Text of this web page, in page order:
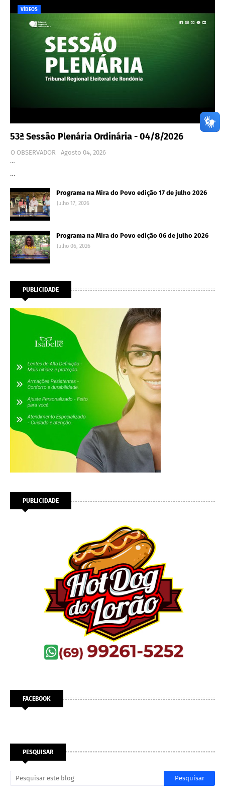
VÍDEOS
53ª Sessão Plenária Ordinária - 04/8/2026
O OBSERVADOR
Agosto 04, 2026
…
…
Programa na Mira do Povo edição 17 de julho 2026
Julho 17, 2026
Programa na Mira do Povo edição 06 de julho 2026
Julho 06, 2026
PUBLICIDADE
PUBLICIDADE
FACEBOOK
PESQUISAR